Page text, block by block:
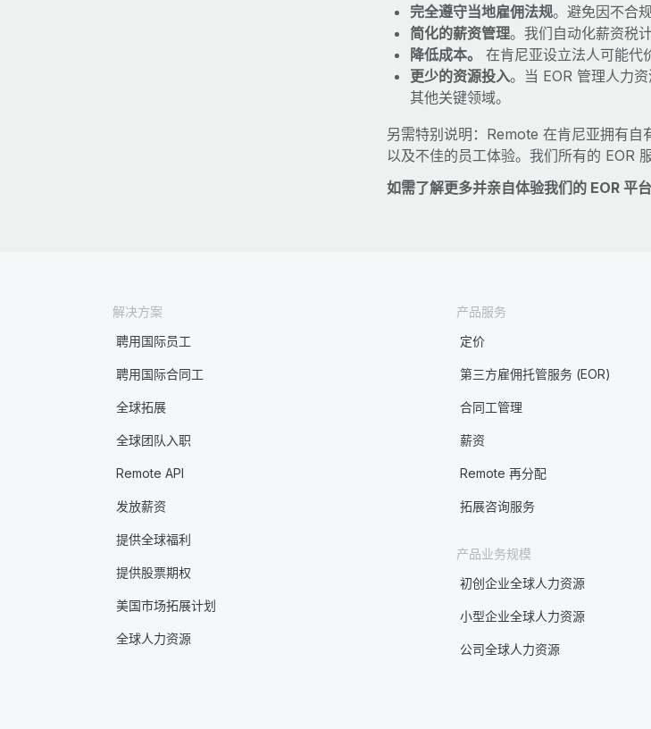
完全遵守当地雇佣法规。避免因不合
简化的薪资管理。我们自动化薪资税
降低成本。
在肯尼亚设立法人可能代
更少的资源投入。当 EOR 管理人力
其他关键领域。
另需特别说明：Remote 在肯尼亚拥有
以及不佳的员工体验。我们所有的 EOR
如需了解更多并亲自体验我们的 EOR 平台
解决方案
聘用国际员工
聘用国际合同工
全球拓展
全球团队入职
Remote API
发放薪资
提供全球福利
提供股票期权
美国市场拓展计划
全球人力资源
产品服务
定价
第三方雇佣托管服务 (EOR)
合同工管理
薪资
Remote 再分配
拓展咨询服务
产品业务规模
初创企业全球人力资源
小型企业全球人力资源
公司全球人力资源